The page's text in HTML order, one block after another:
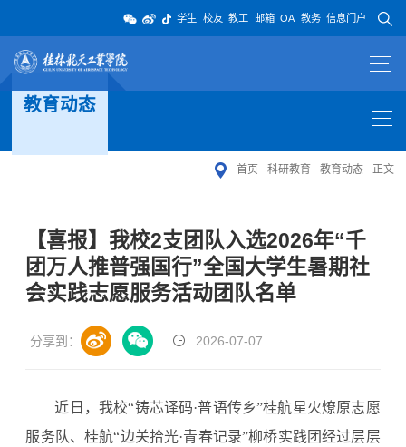
学生 校友 教工 邮箱 OA 教务 信息门户
教育动态
首页 - 科研教育 - 教育动态- 正文
【喜报】我校2支团队入选2026年“千
团万人推普强国行”全国大学生暑期社
会实践志愿服务活动团队名单
分享到： 2026-07-07
近日，我校“铸芯译码·普语传乡”桂航星火燎原志愿
服务队、桂航“边关拾光·青春记录”柳桥实践团经过层层